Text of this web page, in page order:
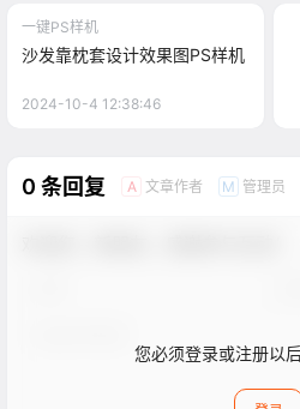
一键PS样机
沙发靠枕套设计效果图PS样机
2024-10-4 12:38:46
0 条回复 A 文章作者 M 管理员
您必须登录或注册以